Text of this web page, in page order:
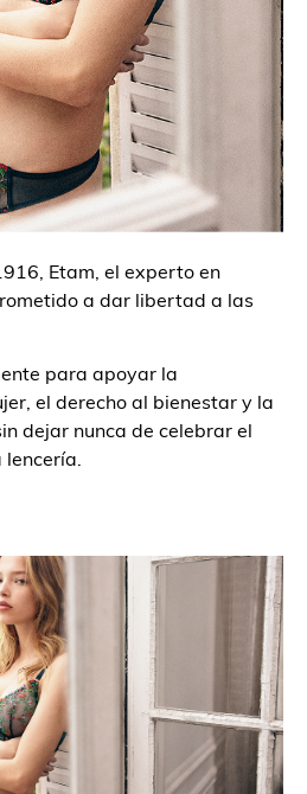
Etam, el experto en
a dar libertad a las
para apoyar la
el derecho al bienestar y la
dejar nunca de celebrar el
lencería.